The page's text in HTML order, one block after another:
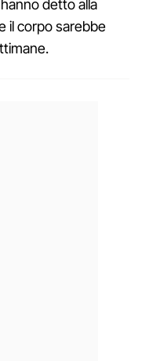
detto alla
il corpo sarebbe